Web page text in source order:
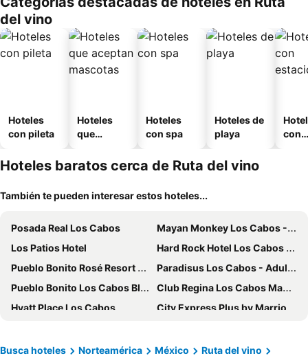
del vino
Hoteles
con pileta
Hoteles
que
mascotas
Hoteles
con spa
Hoteles de
playa
con
Hoteles baratos cerca de Ruta del vino
También te pueden interesar estos hoteles...
Posada Real Los Cabos
Mayan Monkey Los Cabos - Social Hotel
Los Patios Hotel
Hard Rock Hotel Los Cabos - All Inclusive
Pueblo Bonito Rosé Resort & Spa
Paradisus Los Cabos - Adults only - The Leading Hotels of the World
Pueblo Bonito Los Cabos Blanco Beach Resort - All Inclusive
Club Regina Los Cabos Managed by Accor
Hyatt Place Los Cabos
City Express Plus by Marriott Cabo San Lucas
Fairfield by Marriott Los Cabos
Cabo Tortuga Hotel Boutique
Busca hoteles Norteamérica México
Ruta del vino